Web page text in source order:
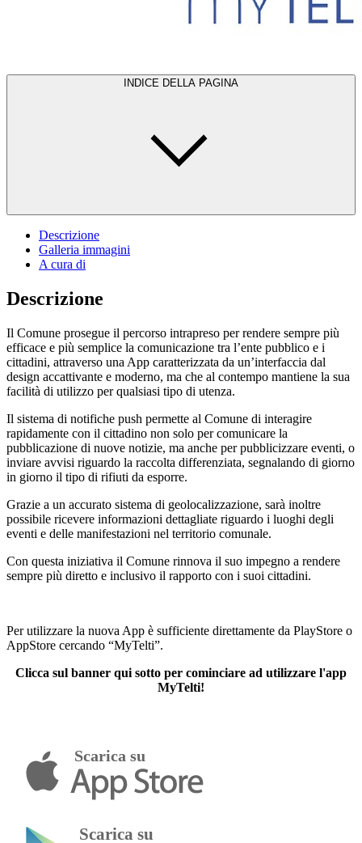
INDICE DELLA PAGINA
Descrizione
Galleria immagini
A cura di
Descrizione
Il Comune prosegue il percorso intrapreso per rendere sempre più
efficace e più semplice la comunicazione tra l’ente pubblico e i
cittadini, attraverso una App caratterizzata da un’interfaccia dal
design accattivante e moderno, ma che al contempo mantiene la sua
facilità di utilizzo per qualsiasi tipo di utenza.
Il sistema di notifiche push permette al Comune di interagire
rapidamente con il cittadino non solo per comunicare la
pubblicazione di nuove notizie, ma anche per pubblicizzare eventi, o
inviare avvisi riguardo la raccolta differenziata, segnalando di giorno
in giorno il tipo di rifiuti da esporre.
Grazie a un accurato sistema di geolocalizzazione, sarà inoltre
possibile ricevere informazioni dettagliate riguardo i luoghi degli
eventi e delle manifestazioni nel territorio comunale.
Con questa iniziativa il Comune rinnova il suo impegno a rendere
sempre più diretto e inclusivo il rapporto con i suoi cittadini.
Per utilizzare la nuova App è sufficiente direttamente da PlayStore o
AppStore cercando “MyTelti”.
Clicca sul banner qui sotto per cominciare ad utilizzare l'app
MyTelti!